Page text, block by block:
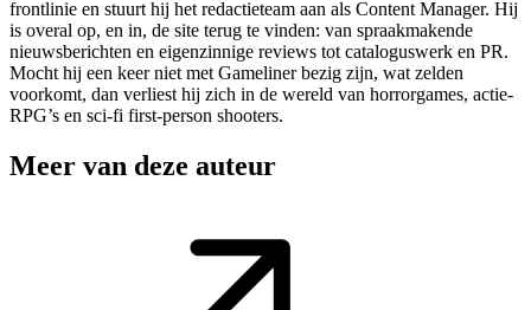
frontlinie en stuurt hij het redactieteam aan als Content Manager. Hij
is overal op, en in, de site terug te vinden: van spraakmakende
nieuwsberichten en eigenzinnige reviews tot cataloguswerk en PR.
Mocht hij een keer niet met Gameliner bezig zijn, wat zelden
voorkomt, dan verliest hij zich in de wereld van horrorgames, actie-
RPG’s en sci-fi first-person shooters.
Meer van deze auteur